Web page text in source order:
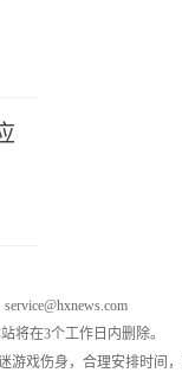
将在3个工作日内删除。
戏伤身，合理安排时间，